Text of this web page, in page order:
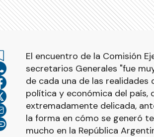
El encuentro de la Comisión
secretarios Generales "fue
de cada una de las realidades
política y económica del país,
extremadamente delicada,
la forma en cómo se generó
mucho en la República